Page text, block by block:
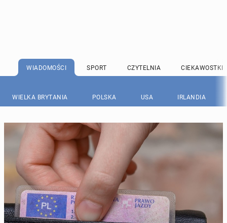
WIADOMOŚCI SPORT CZYTELNIA CIEKAWOSTKI
WIELKA BRYTANIA POLSKA USA IRLANDIA